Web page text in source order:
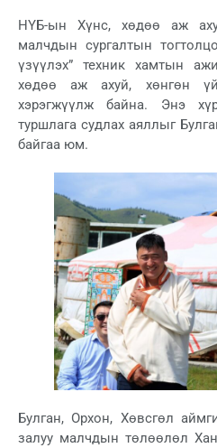
НҮБ-ын Хүнс, хөдөө аж
малчдын сургалтын
үзүүлэх” техник хамтын
хөдөө аж ахуй, хөнгөн
хэрэгжүүлж байна. Энэ
туршлага судлах аяллыг
байгаа юм.
Булган, Орхон, Хөвсгөл
залуу малчдын төлөөлөл